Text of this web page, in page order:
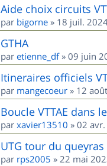
Aide choix circuits
par bigorne » 18 juil.
GTHA
par etienne_df» 09 juin
Itineraires officiels
par mangecoeur » 12
Boucle VTTAE dans
par xavier13510 » 02
UTG tour du
par rps2005 » 22 mai